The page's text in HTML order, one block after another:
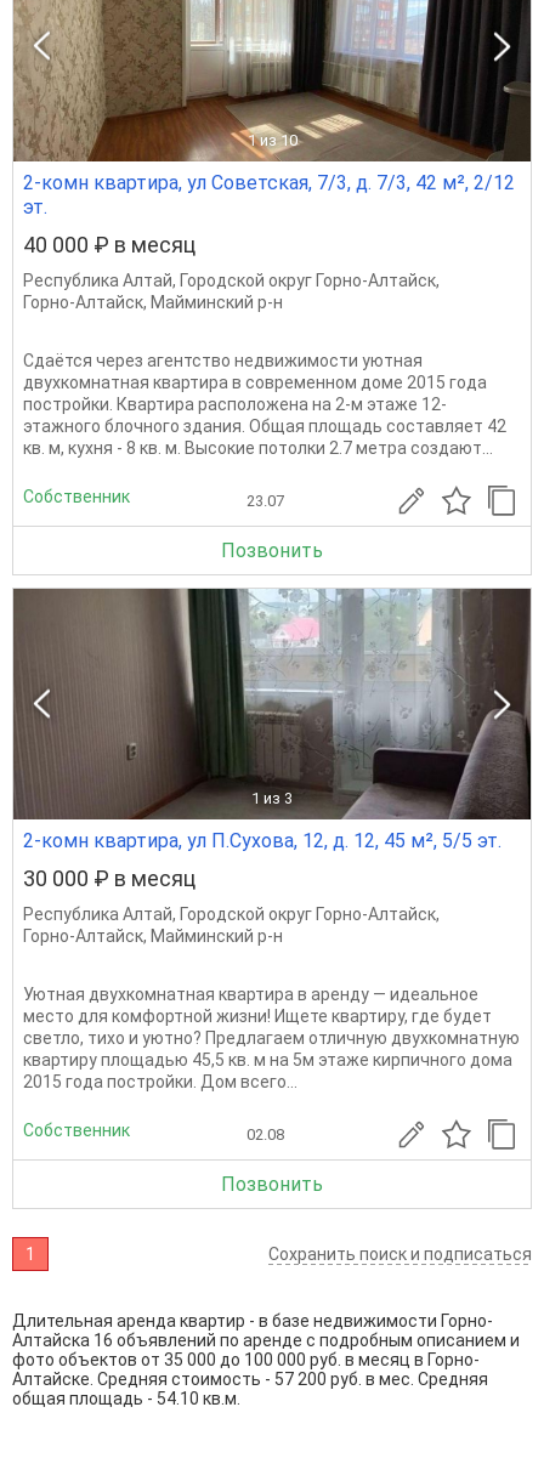
1 из 10
2-комн квартира, ул Советская, 7/3, д. 7/3, 42 м², 2/12
эт.
40 000 ₽ в месяц
Республика Алтай, Городской округ Горно-Алтайск,
Горно-Алтайск, Майминский р-н
Сдаётся через агентство недвижимости уютная
двухкомнатная квартира в современном доме 2015 года
постройки. Квартира расположена на 2-м этаже 12-
этажного блочного здания. Общая площадь составляет 42
кв. м, кухня - 8 кв. м. Высокие потолки 2.7 метра создают...
Собственник 23.07
Позвонить
1 из 3
2-комн квартира, ул П.Сухова, 12, д. 12, 45 м², 5/5 эт.
30 000 ₽ в месяц
Республика Алтай, Городской округ Горно-Алтайск,
Горно-Алтайск, Майминский р-н
Уютная двухкомнатная квартира в аренду — идеальное
место для комфортной жизни! Ищете квартиру, где будет
светло, тихо и уютно? Предлагаем отличную двухкомнатную
квартиру площадью 45,5 кв. м на 5м этаже кирпичного дома
2015 года постройки. Дом всего...
Собственник 02.08
Позвонить
1 Сохранить поиск и подписаться
Длительная аренда квартир - в базе недвижимости Горно-
Алтайска 16 объявлений по аренде с подробным описанием и
фото объектов от 35 000 до 100 000 руб. в месяц в Горно-
Алтайске. Средняя стоимость - 57 200 руб. в мес. Средняя
общая площадь - 54.10 кв.м.